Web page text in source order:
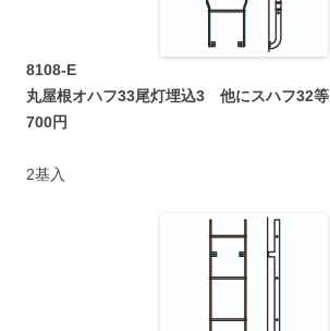
8108-E
丸屋根オハフ33尾灯埋込3 他にスハフ32等
700円
2基入